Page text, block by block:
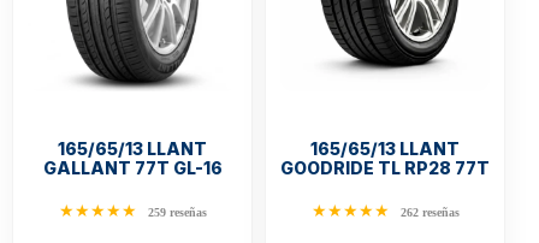
165/65/13 LLANT
GALLANT 77T GL-16
★★★★★ 259 reseñas
165/65/13 LLANT
GOODRIDE TL RP28 77T
★★★★★ 262 reseñas